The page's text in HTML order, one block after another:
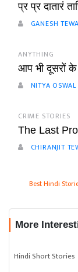
प्र प्र दातारं
GANESH
ANYTHING
आप भी दूसरों के
NITYA OSWAL
CRIME STORIES
The Last
CHIRANJIT
Best Hindi
More
Hindi Short Stories